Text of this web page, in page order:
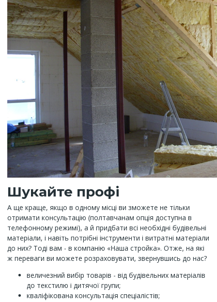
Шукайте профі
А ще краще, якщо в одному місці ви зможете не тільки
отримати консультацію (полтавчанам опція доступна в
телефонному режимі), а й придбати всі необхідні будівельні
матеріали, і навіть потрібні інструменти і витратні матеріали
до них? Тоді вам - в компанію «Наша стройка». Отже, на які
ж переваги ви можете розраховувати, звернувшись до нас?
величезний вибір товарів - від будівельних матеріалів
до текстилю і дитячої групи;
кваліфікована консультація спеціалістів;